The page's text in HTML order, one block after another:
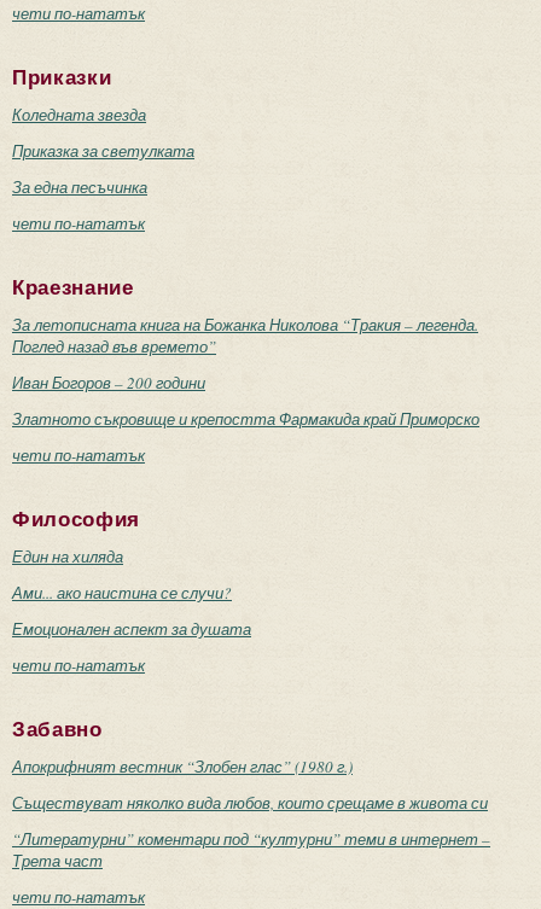
чети по-нататък
Приказки
Коледната звезда
Приказка за светулката
За една песъчинка
чети по-нататък
Краезнание
За летописната книга на Божанка Николова “Тракия – легенда.
Поглед назад във времето”
Иван Богоров – 200 години
Златното съкровище и крепостта Фармакида край Приморско
чети по-нататък
Философия
Един на хиляда
Ами... ако наистина се случи?
Емоционален аспект за душата
чети по-нататък
Забавно
Апокрифният вестник “Злобен глас” (1980 г.)
Съществуват няколко вида любов, които срещаме в живота си
“Литературни” коментари под “културни” теми в интернет –
Трета част
чети по-нататък